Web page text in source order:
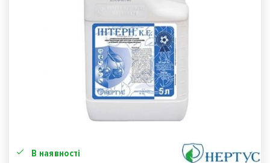
В наявності